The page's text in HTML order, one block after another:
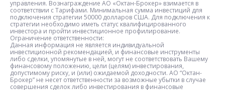
управления. Вознаграждение АО «Октан-Брокер» взимается в
соответствии с Тарифами. Минимальная сумма инвестиций для
подключения стратегии 50000 долларов США. Для подключения к
стратегии необходимо иметь статус квалифицированного
инвестора и пройти инвестиционное профилирование.
Ограничение ответственности:
Данная информация не является индивидуальной
инвестиционной рекомендацией, и финансовые инструменты
либо сделки, упомянутые в ней, могут не соответствовать Вашему
финансовому положению, цели (целям) инвестирования,
допустимому риску, и (или) ожидаемой доходности. АО “Октан-
Брокер” не несет ответственности за возможные убытки в случае
совершения сделок либо инвестирования в финансовые